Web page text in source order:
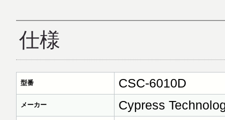
仕様
型番 CSC-6010D
メーカー Cypress